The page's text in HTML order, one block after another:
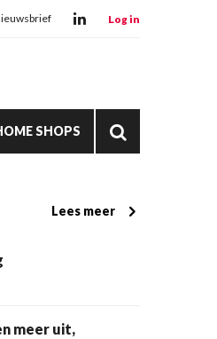
Log in
SHOPS
Lees meer
meer uit,